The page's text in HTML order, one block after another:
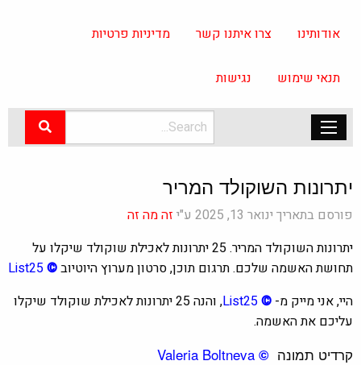
אודותינו צרו איתנו קשר מדיניות פרטיות
תנאי שימוש נגישות
יתרונות השוקולד המריר
פורסם בתאריך ינואר 13, 2025 ע"י
זה מה זה
יתרונות השוקולד המריר. 25 יתרונות לאכילת שוקולד שיקלו על
תחושת האשמה שלכם. תרגום תוכן, סרטון מערוץ היוטיוב©
List25
היי, אני מייק מ- ©
List25
,
והנה 25 יתרונות לאכילת שוקולד שיקלו
עליכם את האשמה.
קרדיט תמונה ©